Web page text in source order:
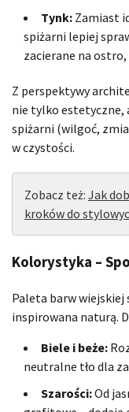
Tynk: Zamiast
spiżarni lepiej
zacierane na ostro,
Z perspektywy
nie tylko estetyczne,
spiżarni (wilgoć,
w czystości.
Zobacz też: Jak
kroków do
Kolorystyka –
Paleta barw
inspirowana naturą.
Biele i beże:
neutralne tło dla
Szarości:Od